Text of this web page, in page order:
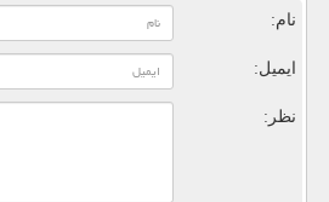
نام:
ایمیل:
نظر: